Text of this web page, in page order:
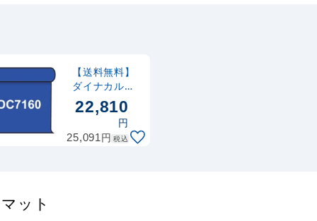
【送料無料】
ダイナカル
DC7160 アシ
ードブルー
1020mm幅
×10m巻
22,810
円
25,091円 税込
ット